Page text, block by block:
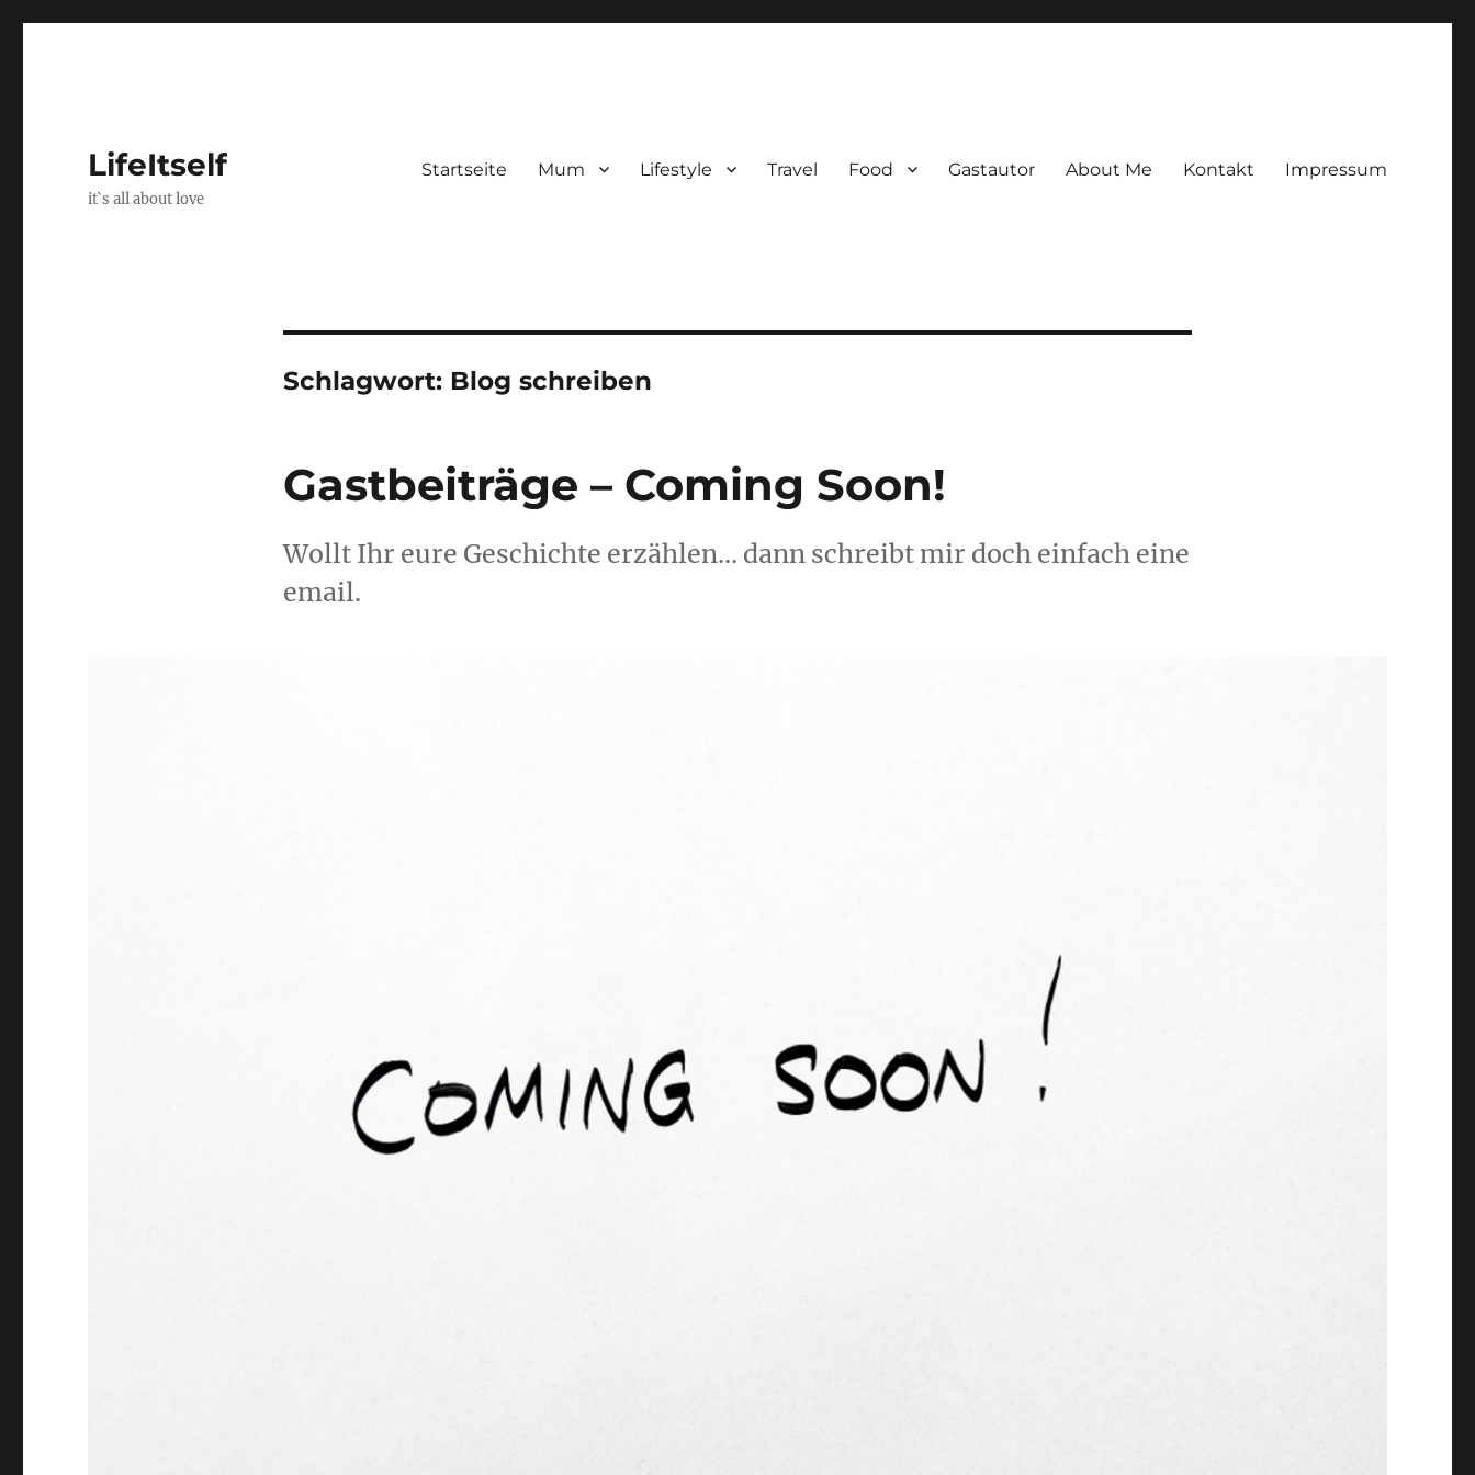
LifeItself
it`s all about love
Startseite Mum Lifestyle Travel Food Gastautor About Me Kontakt Impressum
Schlagwort: Blog schreiben
Gastbeiträge – Coming Soon!
Wollt Ihr eure Geschichte erzählen… dann schreibt mir doch einfach eine
email.